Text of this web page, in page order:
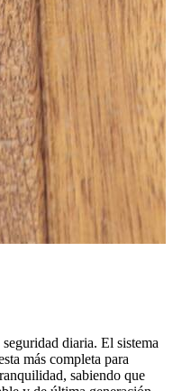
diaria. El sistema
más completa para
sabiendo que